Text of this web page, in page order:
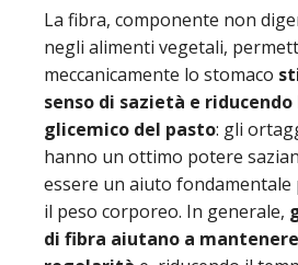
La fibra, componente non
negli alimenti vegetali,
meccanicamente lo stomaco
senso di sazietà e riducendo
glicemico del pasto: gli
hanno un ottimo potere
essere un aiuto fondamentale
il peso corporeo. In generale,
di fibra aiutano a